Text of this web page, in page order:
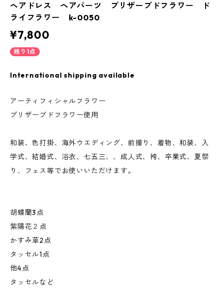
ヘアドレス ヘアパーツ プリザーブドフラワー ド
ライフラワー k-0050
¥7,800
残り1点
International shipping available
アーティフィシャルフラワー
プリザーブドフラワー使用
和装、色打掛、海外ウエディング、前撮り、着物、和装、入
学式、結婚式、浴衣、七五三、、成人式、袴、卒業式、夏祭
り、フェス等でお使いいただけます。
胡蝶蘭3点
紫陽花２点
かすみ草2点
タッセル1点
他4点
タッセルなど